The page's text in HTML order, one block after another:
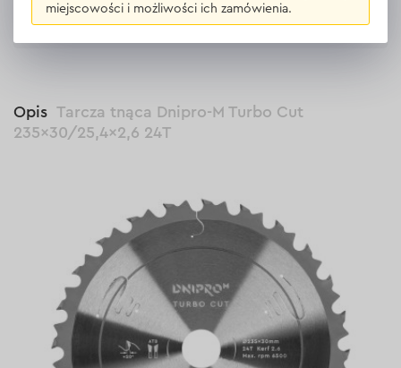
Opis Tarcza tnąca Dnipro-M Turbo Cut
235×30/25,4×2,6 24T
miejscowości i możliwości ich zamówienia.